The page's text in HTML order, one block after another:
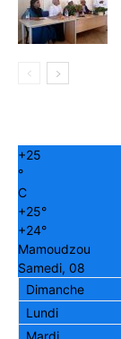
+25
°
C
+25°
+24°
Mamoudzou
Samedi, 08
Dimanche
Lundi